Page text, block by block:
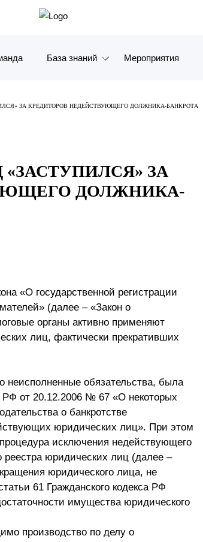
База знаний
Видео
Брошюры
Мероприятия
ЗА КРЕДИТОРОВ НЕДЕЙСТВУЮЩЕГО ДОЛЖНИКА-БАНКРОТА
ЗА
ДОЛЖНИКА-
«О государственной регистрации
(далее – «Закон о
органы активно применяют
лиц, фактически прекративших
неисполненные обязательства, была
от 20.12.2006 № 67 «О некоторых
о банкротстве
юридических лиц». При этом
исключения недействующего
реестра юридических лиц (далее –
юридического лица, не
61 Гражданского кодекса РФ
имущества юридического
производство по делу о